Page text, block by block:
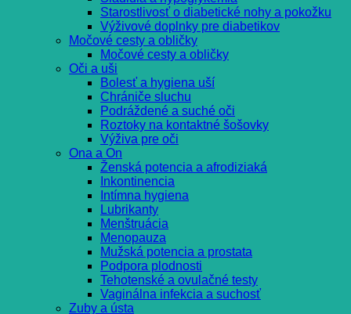
Starostlivosť o diabetické nohy a pokožku
Výživové doplnky pre diabetikov
Močové cesty a obličky
Močové cesty a obličky
Oči a uši
Bolesť a hygiena uší
Chrániče sluchu
Podráždené a suché oči
Roztoky na kontaktné šošovky
Výživa pre oči
Ona a On
Ženská potencia a afrodiziaká
Inkontinencia
Intímna hygiena
Lubrikanty
Menštruácia
Menopauza
Mužská potencia a prostata
Podpora plodnosti
Tehotenské a ovulačné testy
Vaginálna infekcia a suchosť
Zuby a ústa